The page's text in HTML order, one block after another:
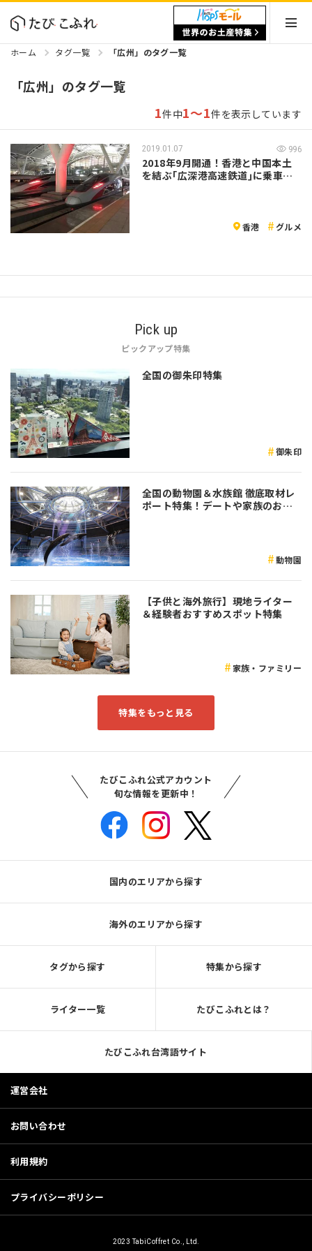
ホーム タグ一覧 「広州」のタグ一覧
「広州」のタグ一覧
1件中1～1件を表示しています
2019.01.07 996
2018年9月開通！香港と中国本土
を結ぶ｢広深港高速鉄道｣に乗車し
香港 グルメ
Pick up
ピックアップ特集
全国の御朱印特集
御朱印
全国の動物園＆水族館 徹底取材レ
ポート特集！デートや家族のおで
動物園
【子供と海外旅行】現地ライター
＆経験者おすすめスポット特集
家族・ファミリー
特集をもっと見る
たびこふれ公式アカウント
旬な情報を更新中！
国内のエリアから探す
海外のエリアから探す
タグから探す 特集から探す
ライター一覧 たびこふれとは？
たびこふれ台湾語サイト
運営会社
お問い合わせ
利用規約
プライバシーポリシー
2023 TabiCoffret Co., Ltd.